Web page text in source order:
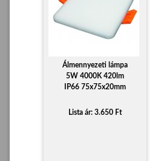
Álmennyezeti lámpa
5W 4000K 420lm
IP66 75x75x20mm
Lista ár: 3.650 Ft